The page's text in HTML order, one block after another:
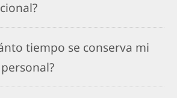
tiempo se conserva mi